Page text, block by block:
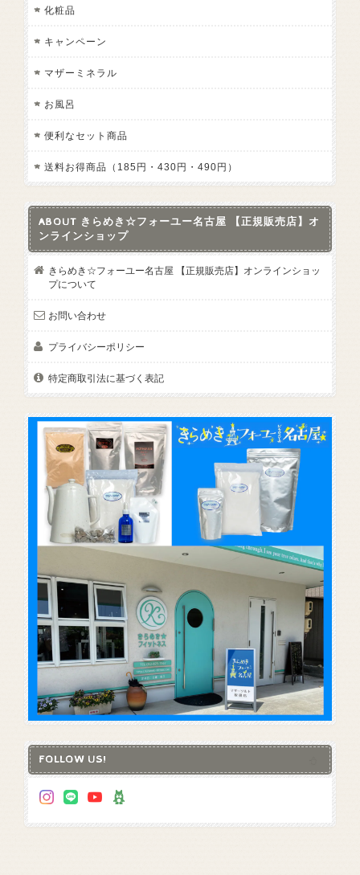
化粧品
キャンペーン
マザーミネラル
お風呂
便利なセット商品
送料お得商品（185円・430円・490円）
ABOUT きらめき☆フォーユー名古屋 【正規販売店】オ
ンラインショップ
きらめき☆フォーユー名古屋 【正規販売店】オンラインショッ
プについて
お問い合わせ
プライバシーポリシー
特定商取引法に基づく表記
FOLLOW US!